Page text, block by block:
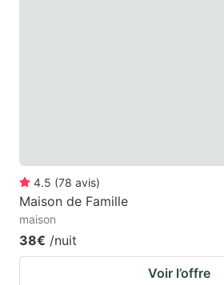
4.5 (78 avis)
Maison de Famille
maison
38€ /nuit
Voir l’offre